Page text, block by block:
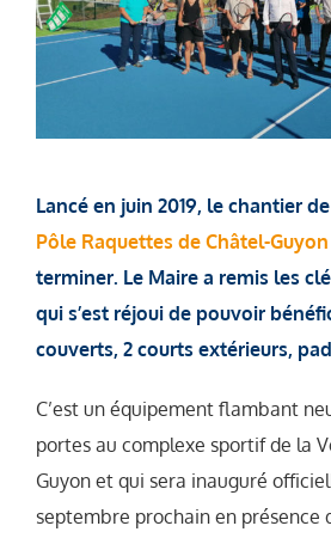
Lancé en juin 2019, le chantier
Pôle Raquettes de Châtel-Guyon
terminer. Le Maire a remis les
qui s’est réjoui de pouvoir
couverts, 2 courts extérieurs,
C’est un équipement flambant
portes au complexe sportif de la
Guyon et qui sera inauguré
septembre prochain en présence